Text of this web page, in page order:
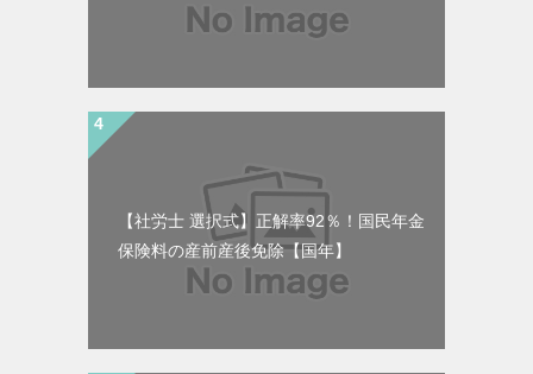
【社労士 選択式】正解率92％！国民年金
保険料の産前産後免除【国年】